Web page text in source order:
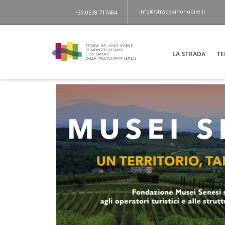
+39.0578.717484 info@stradavinonobile.it
LA STRADA